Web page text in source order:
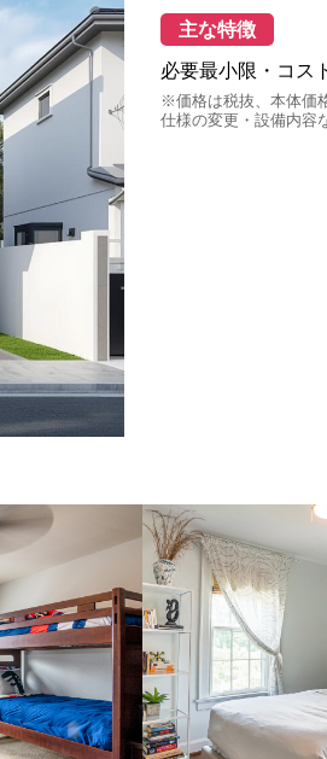
主な特徴
必要最小限・コス
※価格は税抜、本体価
仕様の変更・設備内容